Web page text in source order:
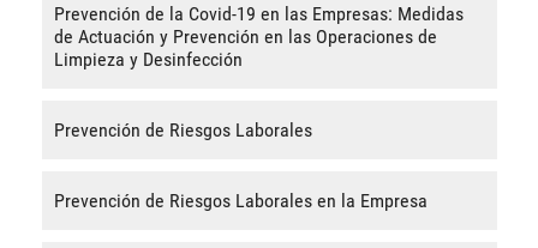
Prevención de la Covid-19 en las Empresas: Medidas
de Actuación y Prevención en las Operaciones de
Limpieza y Desinfección
Prevención de Riesgos Laborales
Prevención de Riesgos Laborales en la Empresa